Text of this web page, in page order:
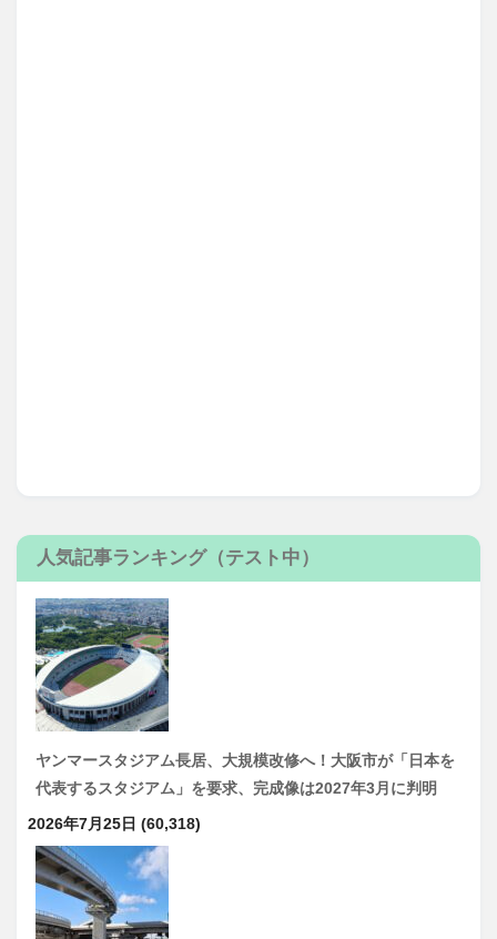
人気記事ランキング（テスト中）
ヤンマースタジアム長居、大規模改修へ！大阪市が「日本を
代表するスタジアム」を要求、完成像は2027年3月に判明
2026年7月25日 (60,318)